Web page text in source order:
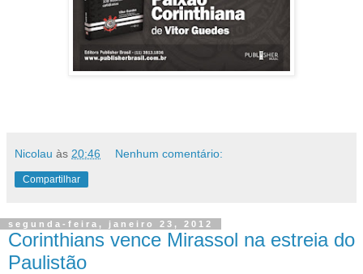
Nicolau às 20:46 Nenhum comentário:
Compartilhar
segunda-feira, janeiro 23, 2012
Corinthians vence Mirassol na estreia do
Paulistão